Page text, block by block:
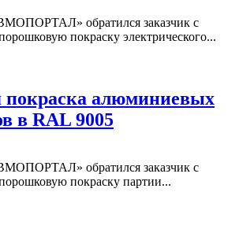
обратился заказчик с
покраску электрического...
алюминиевых
в RAL 9005
обратился заказчик с
покраску партии...